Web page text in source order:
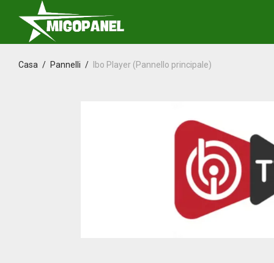
Casa / Pannelli / Ibo Player (Pannello principale)